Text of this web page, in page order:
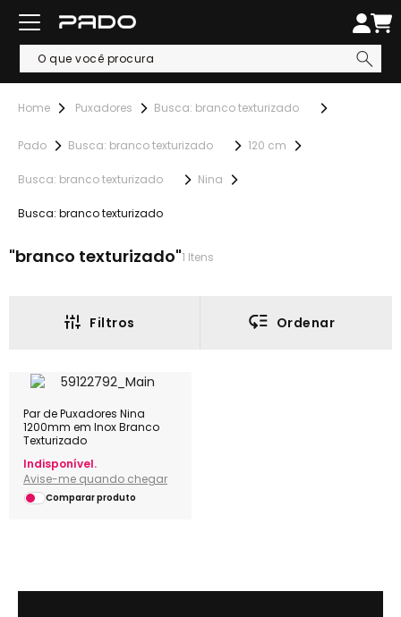
Puxadores Busca: branco texturizado
Pado Busca: branco texturizado 120 cm
Busca: branco texturizado Nina
Busca: branco texturizado
branco texturizado 1 Itens
Filtros Ordenar
Par de Puxadores Nina
1200mm em Inox Branco
Texturizado
Indisponível.
Avise-me quando chegar
Comparar produto